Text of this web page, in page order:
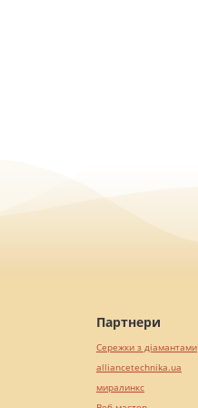
Партнери
Сережки з діамантами
alliancetechnika.ua
миралинкс